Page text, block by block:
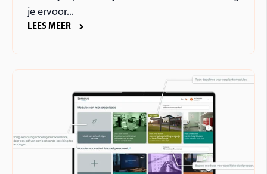
je ervoor...
LEES MEER